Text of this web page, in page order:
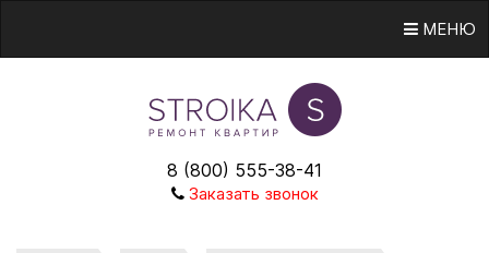
МЕНЮ
8 (800) 555-38-41
Заказать звонок